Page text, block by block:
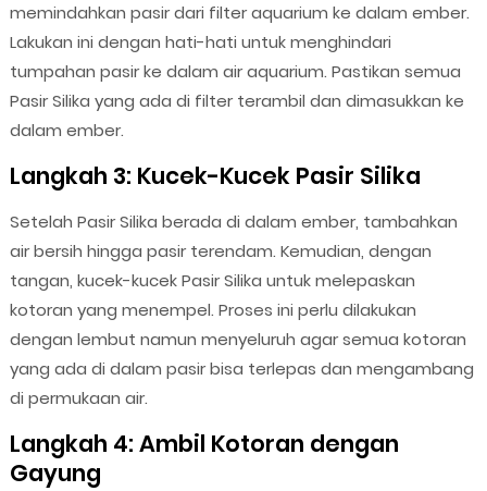
memindahkan pasir dari filter aquarium ke dalam ember.
Lakukan ini dengan hati-hati untuk menghindari
tumpahan pasir ke dalam air aquarium. Pastikan semua
Pasir Silika yang ada di filter terambil dan dimasukkan ke
dalam ember.
Langkah 3: Kucek-Kucek Pasir Silika
Setelah Pasir Silika berada di dalam ember, tambahkan
air bersih hingga pasir terendam. Kemudian, dengan
tangan, kucek-kucek Pasir Silika untuk melepaskan
kotoran yang menempel. Proses ini perlu dilakukan
dengan lembut namun menyeluruh agar semua kotoran
yang ada di dalam pasir bisa terlepas dan mengambang
di permukaan air.
Langkah 4: Ambil Kotoran dengan
Gayung